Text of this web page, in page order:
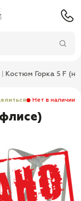
Костюм Горка 5 F
Нет в наличии